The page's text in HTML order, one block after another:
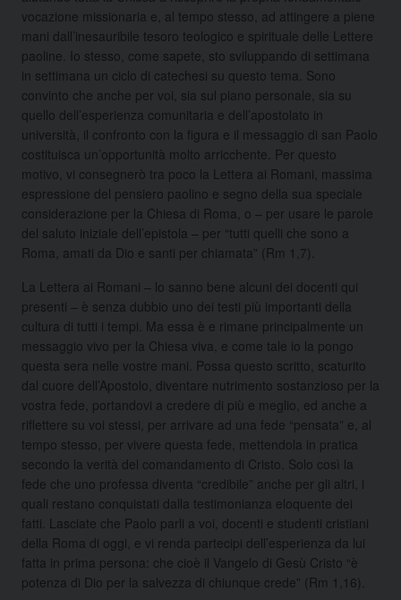
vocazione missionaria e, al tempo stesso, ad attingere a piene
mani dall’inesauribile tesoro teologico e spirituale delle Lettere
paoline. Io stesso, come sapete, sto sviluppando di settimana
in settimana un ciclo di catechesi su questo tema. Sono
convinto che anche per voi, sia sul piano personale, sia su
quello dell’esperienza comunitaria e dell’apostolato in
università, il confronto con la figura e il messaggio di san Paolo
costituisca un’opportunità molto arricchente. Per questo
motivo, vi consegnerò tra poco la Lettera ai Romani, massima
espressione del pensiero paolino e segno della sua speciale
considerazione per la Chiesa di Roma, o – per usare le parole
del saluto iniziale dell’epistola – per “tutti quelli che sono a
Roma, amati da Dio e santi per chiamata” (Rm 1,7).
La Lettera ai Romani – lo sanno bene alcuni dei docenti qui
presenti – è senza dubbio uno dei testi più importanti della
cultura di tutti i tempi. Ma essa è e rimane principalmente un
messaggio vivo per la Chiesa viva, e come tale io la pongo
questa sera nelle vostre mani. Possa questo scritto, scaturito
dal cuore dell’Apostolo, diventare nutrimento sostanzioso per la
vostra fede, portandovi a credere di più e meglio, ed anche a
riflettere su voi stessi, per arrivare ad una fede “pensata” e, al
tempo stesso, per vivere questa fede, mettendola in pratica
secondo la verità del comandamento di Cristo. Solo così la
fede che uno professa diventa “credibile” anche per gli altri, i
quali restano conquistati dalla testimonianza eloquente dei
fatti. Lasciate che Paolo parli a voi, docenti e studenti cristiani
della Roma di oggi, e vi renda partecipi dell’esperienza da lui
fatta in prima persona: che cioè il Vangelo di Gesù Cristo “è
potenza di Dio per la salvezza di chiunque crede” (Rm 1,16).